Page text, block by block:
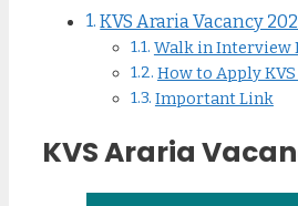
KVS Araria Vacancy
Walk in Interview
How to Apply
Important Link
KVS Araria